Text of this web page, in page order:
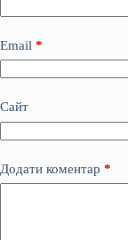
Email *
Сайт
Додати коментар *